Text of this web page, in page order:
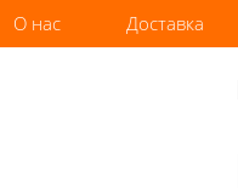
О нас Доставка